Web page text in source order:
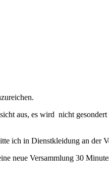
aus, es wird nicht
ich in Dienstkleidung an der
neue Versammlung 30